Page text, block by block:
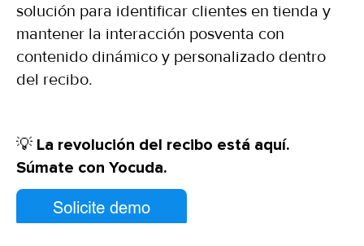
solución para identificar clientes en tienda y
mantener la interacción posventa con
contenido dinámico y personalizado dentro
del recibo.
💡 La revolución del recibo está aquí.
Súmate con Yocuda.